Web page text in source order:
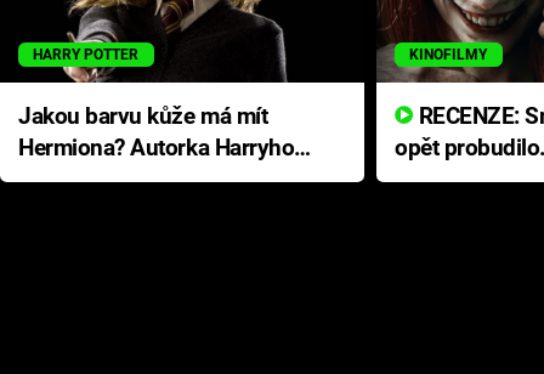
HARRY POTTER
Jakou barvu kůže má mít
Hermiona? Autorka Harryho
Pottera přišla s ráznou
KINOFILMY
opět
přichází s